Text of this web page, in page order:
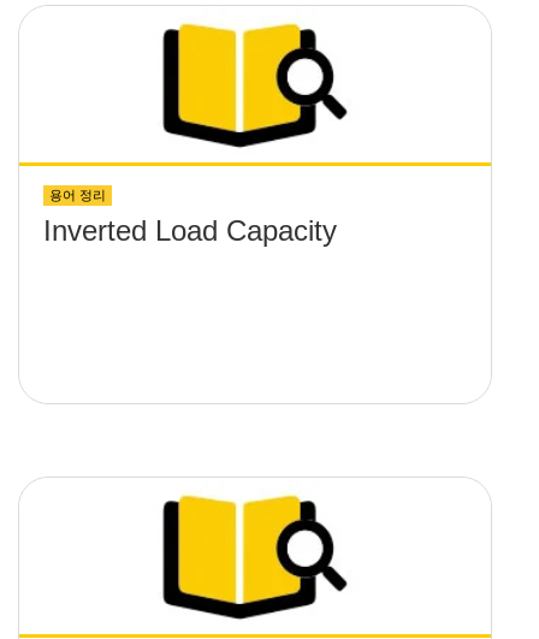
용어 정리
Inverted Load Capacity